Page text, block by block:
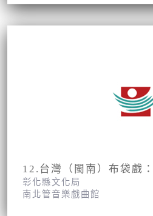
彰化縣文化局
南北管音樂戲曲館